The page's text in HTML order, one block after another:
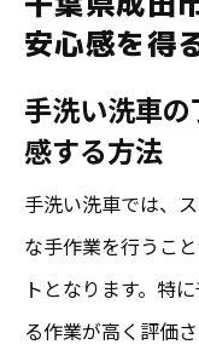
丁寧な手
とは
高評価口
基準
口コミで高評
口コミを
は
丁寧な作
安心感を得
手洗い洗車
感する方法
手洗い洗車では、
な手作業を行うこ
トとなります。特
る作業が高く評価